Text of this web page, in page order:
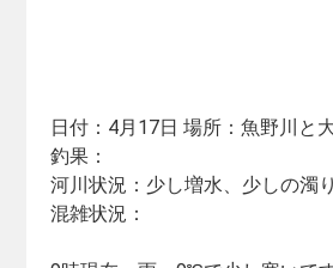
日付：4月17日 場所：魚野川と
釣果：
河川状況：少し増水、少しの濁り
混雑状況：